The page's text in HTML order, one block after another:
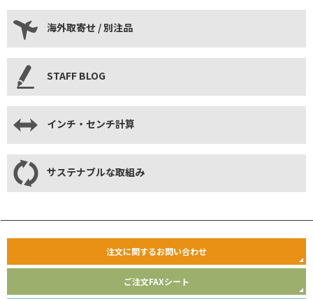
海外取寄せ / 別注品
STAFF BLOG
インチ・センチ計算
サステナブルな取組み
注文に関するお問い合わせ
ご注文FAXシート